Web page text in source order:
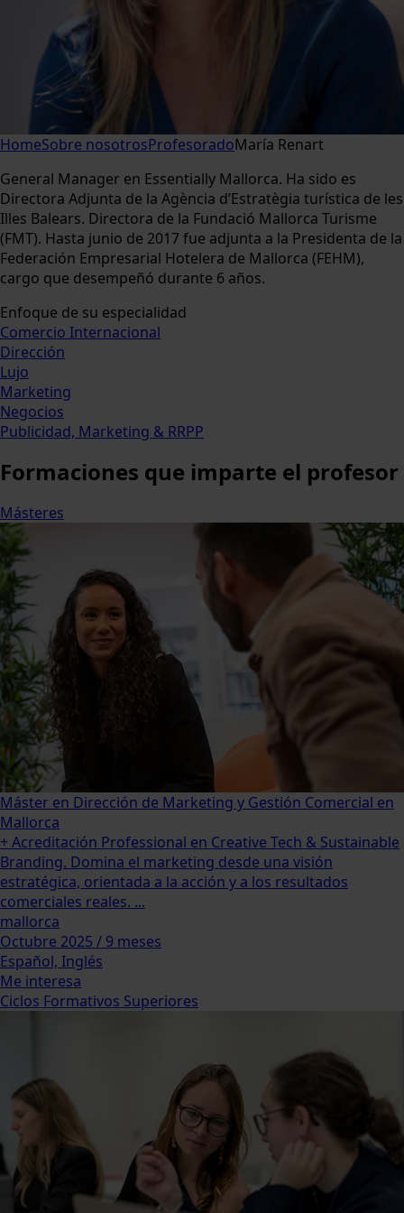
HomeSobre nosotrosProfesoradoMaría Renart
General Manager en Essentially Mallorca. Ha sido es
Directora Adjunta de la Agència d’Estratègia turística de les
Illes Balears. Directora de la Fundació Mallorca Turisme
(FMT). Hasta junio de 2017 fue adjunta a la Presidenta de la
Federación Empresarial Hotelera de Mallorca (FEHM),
cargo que desempeñó durante 6 años.
Enfoque de su especialidad
Comercio Internacional
Dirección
Lujo
Marketing
Negocios
Publicidad, Marketing & RRPP
Formaciones que imparte el profesor
Másteres
Máster en Dirección de Marketing y Gestión Comercial en
Mallorca
+ Acreditación Professional en Creative Tech & Sustainable
Branding. Domina el marketing desde una visión
estratégica, orientada a la acción y a los resultados
comerciales reales. ...
mallorca
Octubre 2025 / 9 meses
Español, Inglés
Me interesa
Ciclos Formativos Superiores